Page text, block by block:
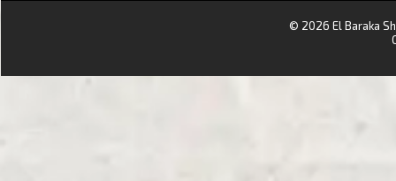
© 2026 El Baraka